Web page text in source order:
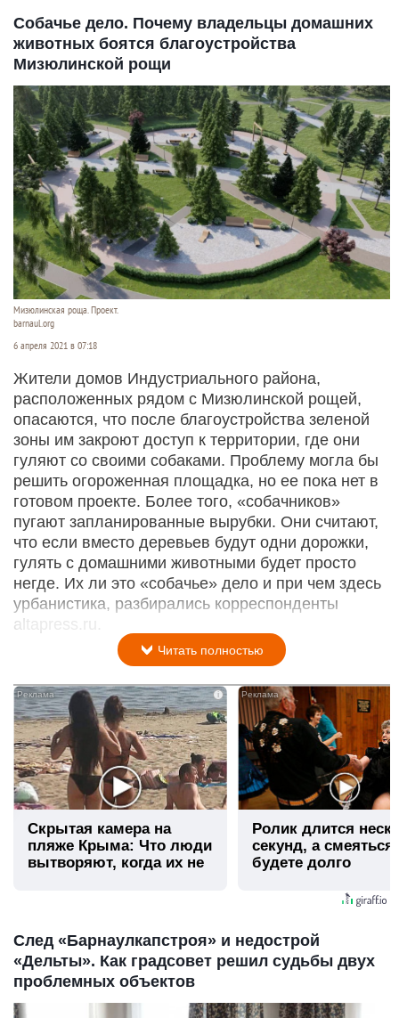
Собачье дело. Почему владельцы домашних
животных боятся благоустройства
Мизюлинской рощи
Мизюлинская роща. Проект.
barnaul.org
6 апреля 2021 в 07:18
Жители домов Индустриального района,
расположенных рядом с Мизюлинской рощей,
опасаются, что после благоустройства зеленой
зоны им закроют доступ к территории, где они
гуляют со своими собаками. Проблему могла бы
решить огороженная площадка, но ее пока нет в
готовом проекте. Более того, «собачников»
пугают запланированные вырубки. Они считают,
что если вместо деревьев будут одни дорожки,
гулять с домашними животными будет просто
негде. Их ли это «собачье» дело и при чем здесь
урбанистика, разбирались корреспонденты
altapress.ru.
Читать полностью
i
Скрытая камера на
пляже Крыма: Что люди
вытворяют, когда их не
Ролик длится
секунд, а
будете долго
След «Барнаулкапстроя» и недострой
«Дельты». Как градсовет решил судьбы двух
проблемных объектов